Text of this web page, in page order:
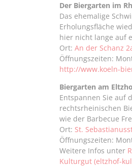
Der Biergarten im
Das ehemalige
Erholungsfläche
hier nicht lange auf
Ort: An der Schanz
Öffnungszeiten:
http://www.koeln-
Biergarten am
Entspannen Sie auf
rechtsrheinischen
wie der Barbecue
Ort: St.
Öffnungszeiten:
Weitere Infos unter
Kulturgut (eltzhof-